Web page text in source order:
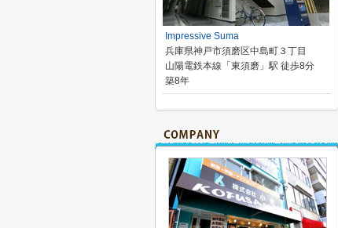
Impressive Suma
兵庫県神戸市須磨区中島町３丁目
山陽電鉄本線「東須磨」駅 徒歩8分
築8年